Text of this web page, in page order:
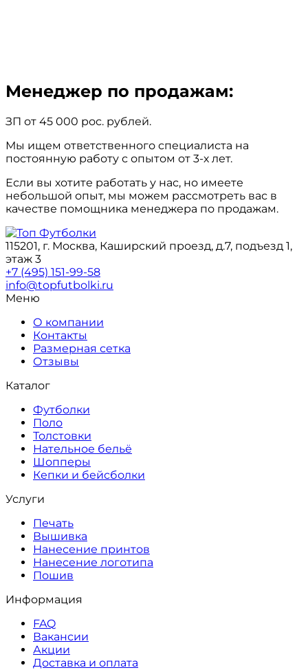
Менеджер по продажам:
ЗП от 45 000 рос. рублей.
Мы ищем ответственного специалиста на
постоянную работу с опытом от 3-х лет.
Если вы хотите работать у нас, но имеете
небольшой опыт, мы можем рассмотреть вас в
качестве помощника менеджера по продажам.
115201, г. Москва, Каширский проезд, д.7, подъезд 1,
этаж 3
+7 (495) 151-99-58
info@topfutbolki.ru
Меню
О компании
Контакты
Размерная сетка
Отзывы
Каталог
Футболки
Поло
Толстовки
Нательное бельё
Шопперы
Кепки и бейсболки
Услуги
Печать
Вышивка
Нанесение принтов
Нанесение логотипа
Пошив
Информация
FAQ
Вакансии
Акции
Доставка и оплата